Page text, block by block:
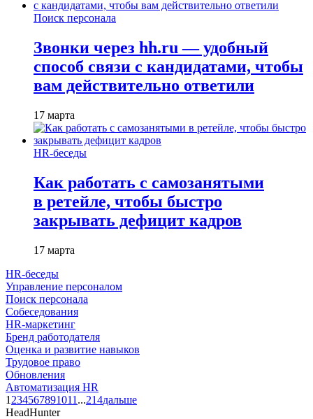
Поиск персонала
Звонки через hh.ru — удобный
способ связи с кандидатами, чтобы
вам действительно ответили
17 марта
HR-беседы
Как работать с самозанятыми
в ретейле, чтобы быстро
закрывать дефицит кадров
17 марта
HR-беседы
Управление персоналом
Поиск персонала
Собеседования
HR-маркетинг
Бренд работодателя
Оценка и развитие навыков
Трудовое право
Обновления
Автоматизация HR
1 234567891011 ...214дальше
HeadHunter